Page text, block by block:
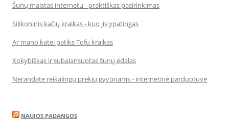
Šunų maistas internetu - praktiškas pasirinkimas
Silikoninis kačių kraikas - kuo jis ypatingas
Ar mano katei patiks Tofu kraikas
Kokybiškas ir subalansuotas šunų ėdalas
Nerandate reikalingų prekių gyvūnams - internetinė parduotuvė
NAUJOS PADANGOS